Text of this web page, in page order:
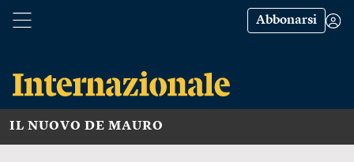
Abbonarsi
IL NUOVO DE MAURO